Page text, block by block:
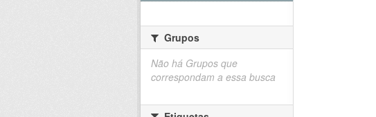
Grupos
Não há Grupos que
correspondam a essa busca